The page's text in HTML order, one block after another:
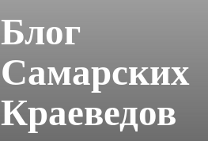
Блог
Самарских
Краеведов